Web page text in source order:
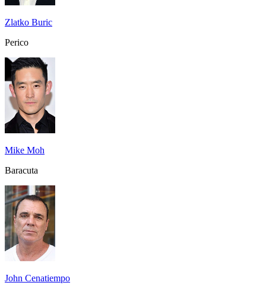
Zlatko Buric
Perico
Mike Moh
Baracuta
John Cenatiempo